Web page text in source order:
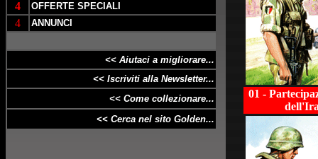
4 OFFERTE SPECIALI
4 ANNUNCI
<< Aiutaci a migliorare...
<< Iscriviti alla Newsletter...
<< Come collezionare...
<< Cerca nel sito Golden...
01 -